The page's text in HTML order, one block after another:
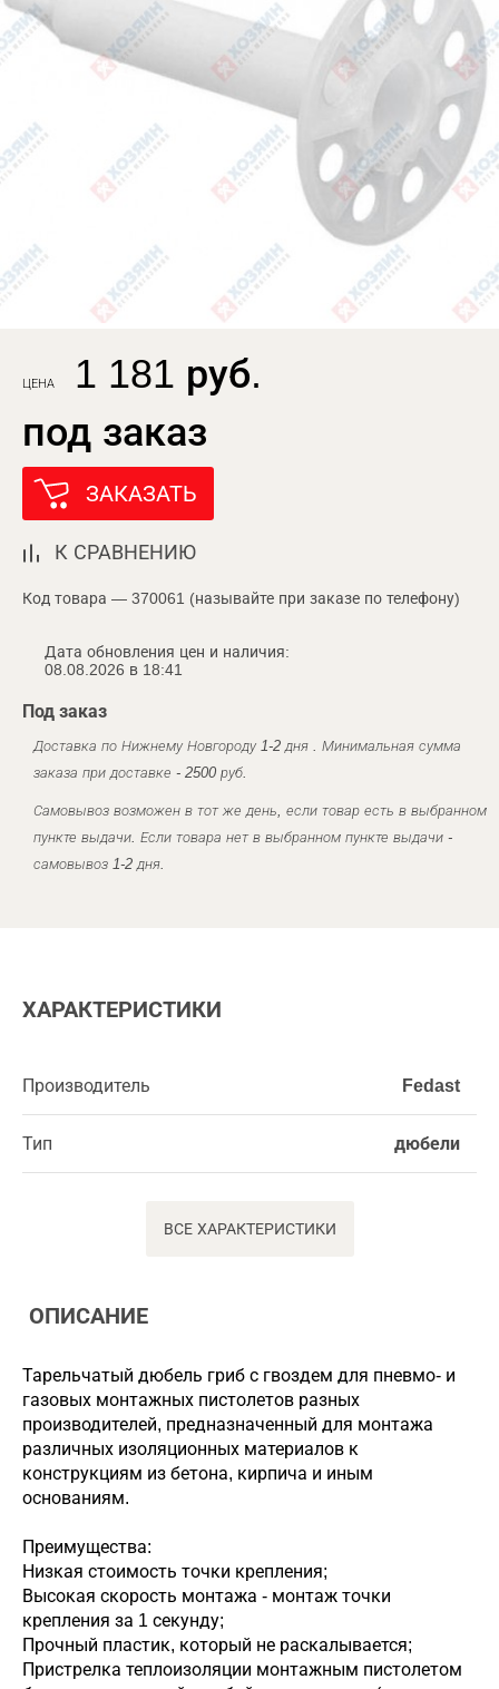
ЦЕНА
1 181 руб.
под заказ
ЗАКАЗАТЬ
К СРАВНЕНИЮ
Код товара — 370061 (называйте при заказе по телефону)
Дата обновления цен и наличия:
08.08.2026 в 18:41
Под заказ
Доставка по Нижнему Новгороду 1-2 дня . Минимальная сумма
заказа при доставке - 2500 руб.
Самовывоз возможен в тот же день, если товар есть в выбранном
пункте выдачи. Если товара нет в выбранном пункте выдачи -
самовывоз 1-2 дня.
ХАРАКТЕРИСТИКИ
Производитель Fedast
Тип дюбели
ВСЕ ХАРАКТЕРИСТИКИ
ОПИСАНИЕ
Тарельчатый дюбель гриб с гвоздем для пневмо- и
газовых монтажных пистолетов разных
производителей, предназначенный для монтажа
различных изоляционных материалов к
конструкциям из бетона, кирпича и иным
основаниям.
Преимущества:
Низкая стоимость точки крепления;
Высокая скорость монтажа - монтаж точки
крепления за 1 секунду;
Прочный пластик, который не раскалывается;
Пристрелка теплоизоляции монтажным пистолетом